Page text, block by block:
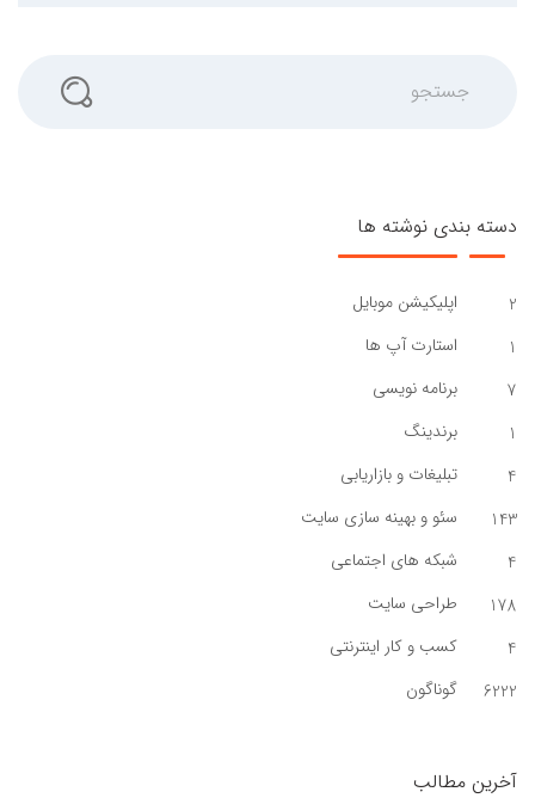
دسته بندی نوشته ها
2
اپلیکیشن موبایل
1
استارت آپ ها
7
برنامه نویسی
1
برندینگ
4
تبلیغات و بازاریابی
143
سئو و بهینه سازی سایت
4
شبکه های اجتماعی
178
طراحی سایت
4
کسب و کار اینترنتی
6222
گوناگون
آخرین مطالب